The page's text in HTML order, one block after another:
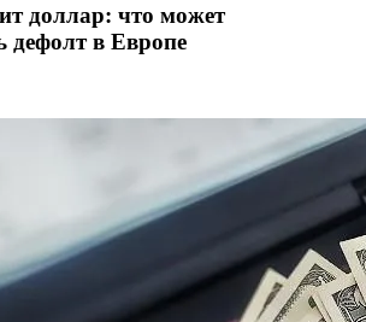
доллар: что может
дефолт в Европе